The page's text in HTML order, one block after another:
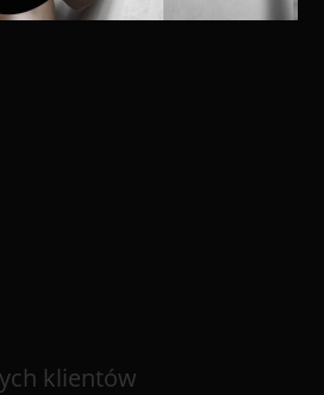
klientów